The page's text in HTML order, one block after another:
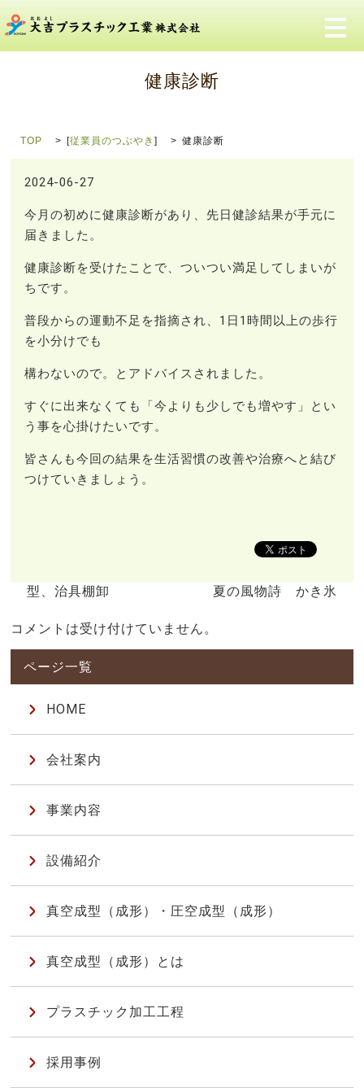
メ
健康診断
TOP [従業員のつぶやき] 健康診断
2024-06-27
今月の初めに健康診断があり、先日健診結果が手元に
届きました。
健康診断を受けたことで、ついつい満足してしまいが
ちです。
普段からの運動不足を指摘され、1日1時間以上の歩行
を小分けでも
構わないので。とアドバイスされました。
すぐに出来なくても「今よりも少しでも増やす」とい
う事を心掛けたいです。
皆さんも今回の結果を生活習慣の改善や治療へと結び
つけていきましょう。
型、治具棚卸 夏の風物詩 かき氷
コメントは受け付けていません。
HOME
会社案内
事業内容
設備紹介
真空成型（成形）・圧空成型（成形）
真空成型（成形）とは
プラスチック加工工程
採用事例